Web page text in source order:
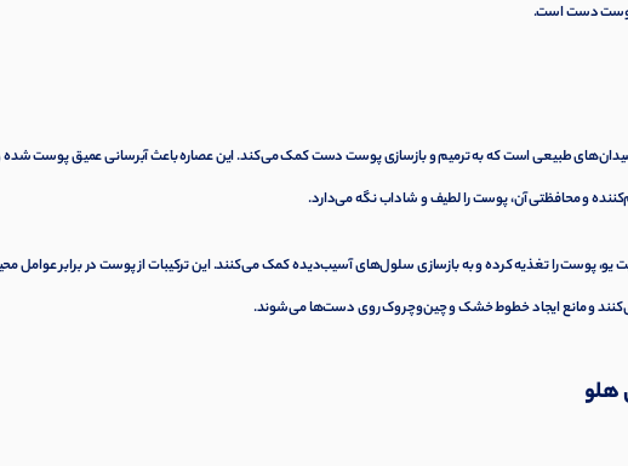
پوست دست است.
طبیعی است که به ترمیم و بازسازی پوست دست کمک می‌کند. این عصاره باعث آبرسانی عمیق پوست شده
و محافظتی آن، پوست را لطیف و شاداب نگه می‌دارد.
پوست را تغذیه کرده و به بازسازی سلول‌های آسیب‌دیده کمک می‌کنند. این ترکیبات از پوست در برابر عوامل
و مانع ایجاد خطوط خشک و چین‌وچروک روی دست‌ها می‌شوند.